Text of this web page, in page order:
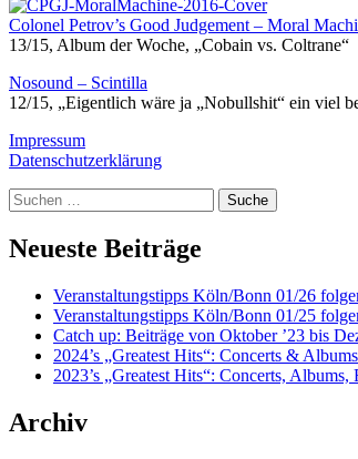
Colonel Petrov’s Good Judgement – Moral
13/15, Album der Woche, „Cobain vs. Coltrane“
Nosound – Scintilla
12/15, „Eigentlich wäre ja „Nobullshit“ ein viel
Impressum
Datenschutzerklärung
Suche
Neueste Beiträge
Veranstaltungstipps Köln/Bonn 01/26
Veranstaltungstipps Köln/Bonn 01/25
Catch up: Beiträge von Oktober ’23 bis
2024’s „Greatest Hits“: Concerts & Albums
2023’s „Greatest Hits“: Concerts, Albums,
Archiv